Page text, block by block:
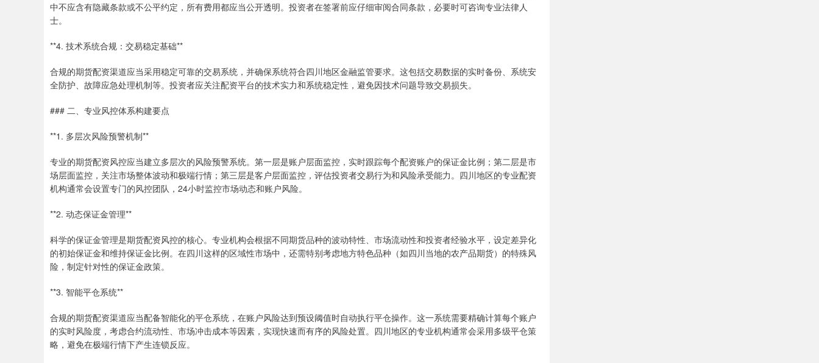
中不应含有隐藏条款或不公平约定，所有费用都应当公开透明。投资者在签署前应仔细审阅合同条款，必要时可咨询专业法律人
士。
**4. 技术系统合规：交易稳定基础**
合规的期货配资渠道应当采用稳定可靠的交易系统，并确保系统符合四川地区金融监管要求。这包括交易数据的实时备份、系统安
全防护、故障应急处理机制等。投资者应关注配资平台的技术实力和系统稳定性，避免因技术问题导致交易损失。
### 二、专业风控体系构建要点
**1. 多层次风险预警机制**
专业的期货配资风控应当建立多层次的风险预警系统。第一层是账户层面监控，实时跟踪每个配资账户的保证金比例；第二层是市
场层面监控，关注市场整体波动和极端行情；第三层是客户层面监控，评估投资者交易行为和风险承受能力。四川地区的专业配资
机构通常会设置专门的风控团队，24小时监控市场动态和账户风险。
**2. 动态保证金管理**
科学的保证金管理是期货配资风控的核心。专业机构会根据不同期货品种的波动特性、市场流动性和投资者经验水平，设定差异化
的初始保证金和维持保证金比例。在四川这样的区域性市场中，还需特别考虑地方特色品种（如四川当地的农产品期货）的特殊风
险，制定针对性的保证金政策。
**3. 智能平仓系统**
合规的期货配资渠道应当配备智能化的平仓系统，在账户风险达到预设阈值时自动执行平仓操作。这一系统需要精确计算每个账户
的实时风险度，考虑合约流动性、市场冲击成本等因素，实现快速而有序的风险处置。四川地区的专业机构通常会采用多级平仓策
略，避免在极端行情下产生连锁反应。